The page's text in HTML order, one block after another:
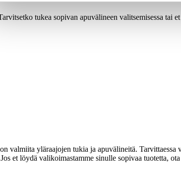
tukea sopivan apuvälineen valitsemisessa
valmiita yläraajojen tukia ja apuvälineitä.
et löydä valikoimastamme sinulle sopivaa tuotetta,